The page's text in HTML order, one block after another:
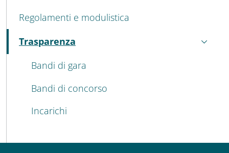
Regolamenti e modulistica
Trasparenza
Attivo
Bandi di gara
Bandi di concorso
Incarichi